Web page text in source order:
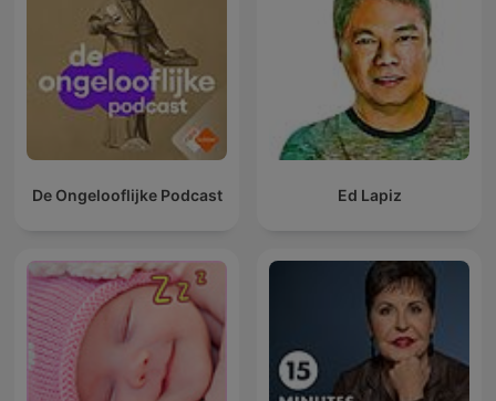
De Ongelooflijke Podcast Ed Lapiz